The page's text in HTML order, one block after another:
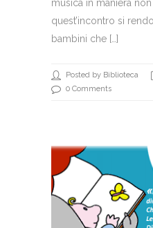
musica in maniera
quest’incontro si
bambini che […]
Posted by Biblioteca
0 Comments